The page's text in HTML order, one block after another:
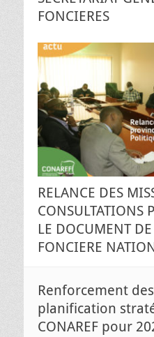
FONCIERES
RELANCE DES
CONSULTATIONS
LE DOCUMENT
FONCIERE
Renforcement
planification
CONAREF pour